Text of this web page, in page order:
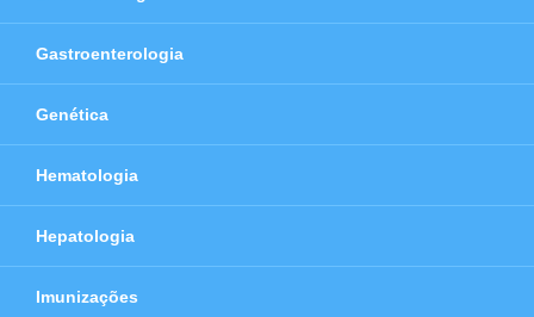
Gastroenterologia
Genética
Hematologia
Hepatologia
Imunizações